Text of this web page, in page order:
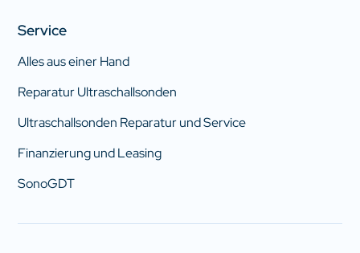
Service
Alles aus einer Hand
Reparatur Ultraschallsonden
Ultraschallsonden Reparatur und Service
Finanzierung und Leasing
SonoGDT